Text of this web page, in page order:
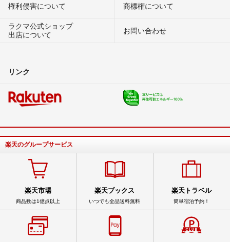
権利侵害について
商標権について
ラクマ公式ショップ
出店について
お問い合わせ
リンク
楽天のグループサービス
楽天市場
商品数は1億点以上
楽天ブックス
いつでも全品送料無料
楽天トラベル
簡単宿泊予約！